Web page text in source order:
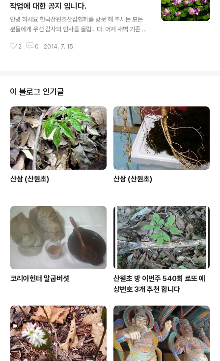
작업에 대한 공지 입니다.
안녕 하세요 한국산원초산삼협회를 방문 해 주시는 모든
분들에게 우선 감사의 인사를 올립니다. 어제 새벽 기존 홈
게시글 4개를 업데이트 하였읍니다. 많은 관심 갖어 주시
산약용식물강의.감정서발급 www.sanwoncho.or.kr/
인삼> 산삼 한국산원초산삼협회 산원 삼가
2 0 2014. 7. 15.
이 블로그 인기글
산삼 (산원초) 산삼 (산원초)
코리아헌터 말굽버섯
산원초 방 이번주 540회 로또 예
상번호 3개 추천 합니다